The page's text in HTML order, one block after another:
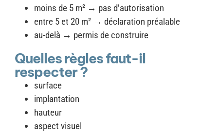
moins de 5 m² → pas d’autorisation
entre 5 et 20 m² → déclaration préalable
au-delà → permis de construire
Quelles règles faut-il
respecter ?
surface
implantation
hauteur
aspect visuel